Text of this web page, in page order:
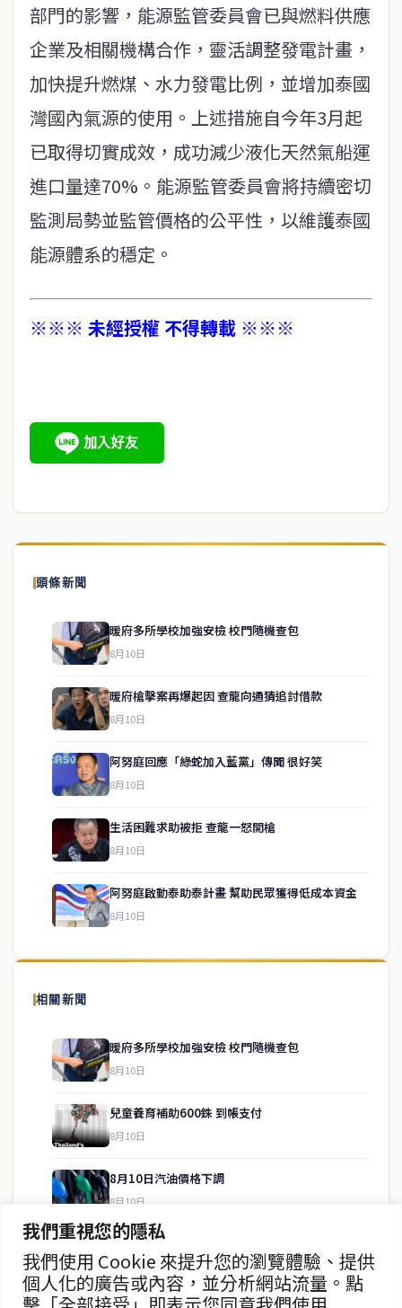
我們重視您的隱私
我們使用 Cookie 來提升您的瀏覽體驗、提供
個人化的廣告或內容，並分析網站流量。點
部門的影響，能源監管委員會已與燃料供應
企業及相關機構合作，靈活調整發電計畫，
加快提升燃煤、水力發電比例，並增加泰國
灣國內氣源的使用。上述措施自今年3月起
已取得切實成效，成功減少液化天然氣船運
進口量達70%。能源監管委員會將持續密切
監測局勢並監管價格的公平性，以維護泰國
能源體系的穩定。
※※※ 未經授權 不得轉載 ※※※
頭條新聞
暖府多所學校加強安檢 校門隨機查包
8月10日
暖府槍擊案再爆起因 查龍向通猜追討借款
8月10日
阿努庭回應「綠蛇加入藍黨」傳聞 很好笑
8月10日
生活困難求助被拒 查龍一怒開槍
8月10日
阿努庭啟動泰助泰計畫 幫助民眾獲得低成本資金
8月10日
相關新聞
暖府多所學校加強安檢 校門隨機查包
8月10日
兒童養育補助600銖 到帳支付
8月10日
8月10日汽油價格下調
8月10日
政府催83萬民眾人驗證福利卡
8月10日
關於我們
泰國中文新聞（TCN）是一家總部設於曼谷的中文新聞媒體，致力於
供即時、客觀、多元的中文新聞內容。
房地產
聯絡資訊
歡迎來信洽詢合作事宜
service@thaichinesenews.com